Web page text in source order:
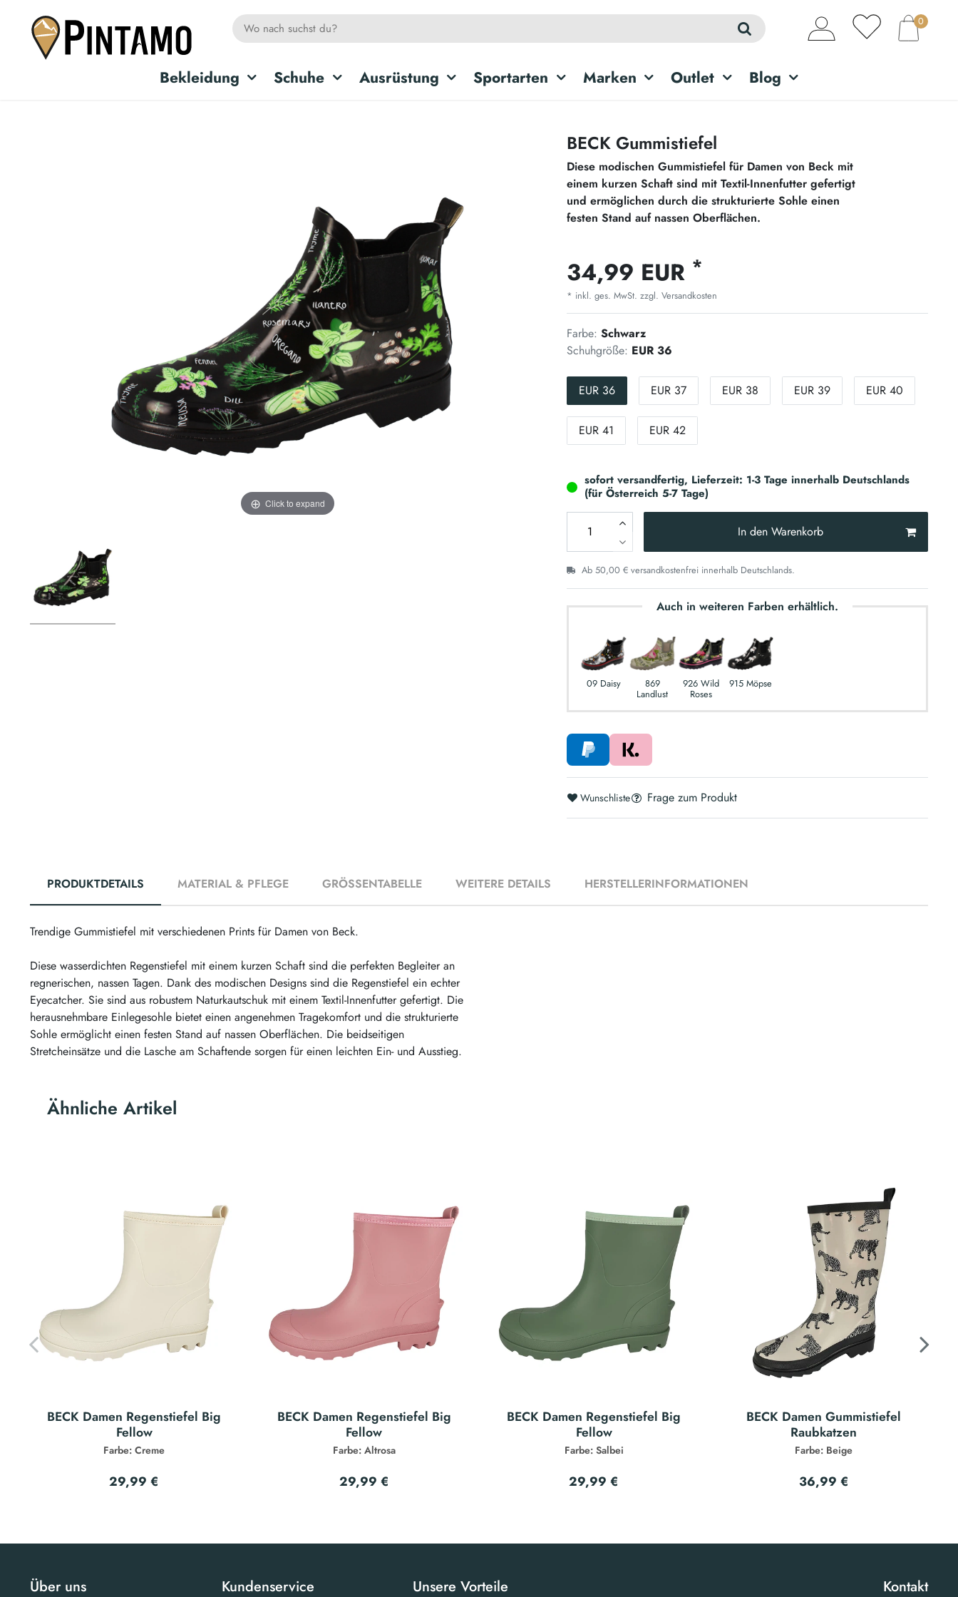
Bekleidung Schuhe Ausrüstung Sportarten Marken Outlet Blog
0
Click to expand
BECK Gummistiefel
Diese modischen Gummistiefel für Damen von Beck mit
einem kurzen Schaft sind mit Textil-Innenfutter gefertigt
und ermöglichen durch die strukturierte Sohle einen
festen Stand auf nassen Oberflächen.
34,99 EUR *
* inkl. ges. MwSt. zzgl. Versandkosten
Farbe: Schwarz
Schuhgröße: EUR 36
EUR 36 EUR 37 EUR 38 EUR 39 EUR 40
EUR 41 EUR 42
sofort versandfertig, Lieferzeit: 1-3 Tage innerhalb Deutschlands
(für Österreich 5-7 Tage)
In den Warenkorb
Ab 50,00 € versandkostenfrei innerhalb Deutschlands.
Auch in weiteren Farben erhältlich.
09 Daisy 869
Landlust
926 Wild
Roses
915 Möpse
Wunschliste Frage zum Produkt
PRODUKTDETAILS MATERIAL & PFLEGE GRÖSSENTABELLE WEITERE DETAILS HERSTELLERINFORMATIONEN
Trendige Gummistiefel mit verschiedenen Prints für Damen von Beck.
Diese wasserdichten Regenstiefel mit einem kurzen Schaft sind die perfekten Begleiter an
regnerischen, nassen Tagen. Dank des modischen Designs sind die Regenstiefel ein echter
Eyecatcher. Sie sind aus robustem Naturkautschuk mit einem Textil-Innenfutter gefertigt. Die
herausnehmbare Einlegesohle bietet einen angenehmen Tragekomfort und die strukturierte
Sohle ermöglicht einen festen Stand auf nassen Oberflächen. Die beidseitigen
Stretcheinsätze und die Lasche am Schaftende sorgen für einen leichten Ein- und Ausstieg.
Ähnliche Artikel
BECK Damen Regenstiefel Big
Fellow
Farbe: Creme
29,99 €
BECK Damen Regenstiefel Big
Fellow
Farbe: Altrosa
29,99 €
BECK Damen Regenstiefel Big
Fellow
Farbe: Salbei
29,99 €
BECK Damen Gummistiefel
Raubkatzen
Farbe: Beige
36,99 €
Über uns Kundenservice Unsere Vorteile Kontakt